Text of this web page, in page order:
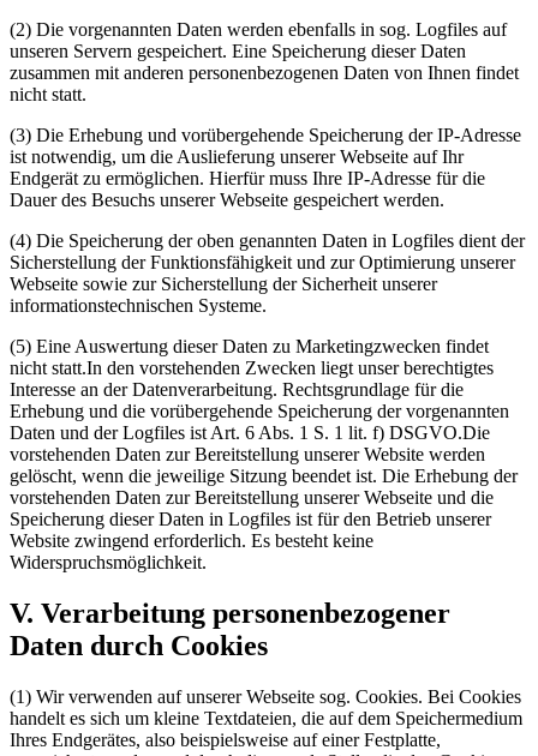
(2) Die vorgenannten Daten werden ebenfalls in sog. Logfiles auf
unseren Servern gespeichert. Eine Speicherung dieser Daten
zusammen mit anderen personenbezogenen Daten von Ihnen findet
nicht statt.
(3) Die Erhebung und vorübergehende Speicherung der IP-Adresse
ist notwendig, um die Auslieferung unserer Webseite auf Ihr
Endgerät zu ermöglichen. Hierfür muss Ihre IP-Adresse für die
Dauer des Besuchs unserer Webseite gespeichert werden.
(4) Die Speicherung der oben genannten Daten in Logfiles dient der
Sicherstellung der Funktionsfähigkeit und zur Optimierung unserer
Webseite sowie zur Sicherstellung der Sicherheit unserer
informationstechnischen Systeme.
(5) Eine Auswertung dieser Daten zu Marketingzwecken findet
nicht statt.In den vorstehenden Zwecken liegt unser berechtigtes
Interesse an der Datenverarbeitung. Rechtsgrundlage für die
Erhebung und die vorübergehende Speicherung der vorgenannten
Daten und der Logfiles ist Art. 6 Abs. 1 S. 1 lit. f) DSGVO.Die
vorstehenden Daten zur Bereitstellung unserer Website werden
gelöscht, wenn die jeweilige Sitzung beendet ist. Die Erhebung der
vorstehenden Daten zur Bereitstellung unserer Webseite und die
Speicherung dieser Daten in Logfiles ist für den Betrieb unserer
Website zwingend erforderlich. Es besteht keine
Widerspruchsmöglichkeit.
V. Verarbeitung personenbezogener
Daten durch Cookies
(1) Wir verwenden auf unserer Webseite sog. Cookies. Bei Cookies
handelt es sich um kleine Textdateien, die auf dem Speichermedium
Ihres Endgerätes, also beispielsweise auf einer Festplatte,